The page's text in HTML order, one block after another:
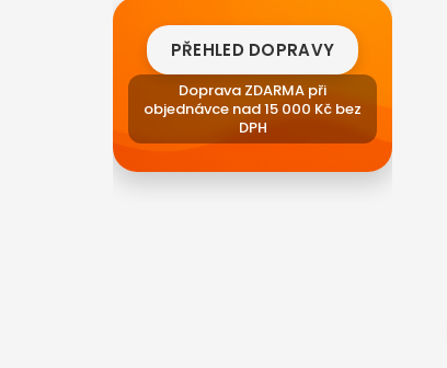
PŘEHLED DOPRAVY
Doprava ZDARMA při
objednávce nad 15 000 Kč bez
DPH